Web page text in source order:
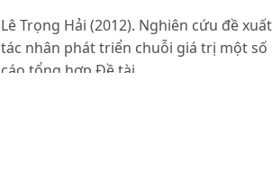
Lê Trọng Hải (2012). Nghiên cứu đề
tác nhân phát triển chuỗi giá trị một số
cáo tổng hợp Đề tài